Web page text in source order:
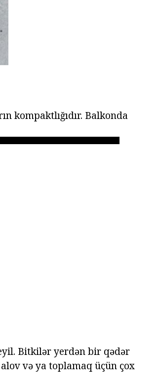
kompaktlığıdır. Balkonda
Bitkilər yerdən bir qədər
və ya toplamaq üçün çox